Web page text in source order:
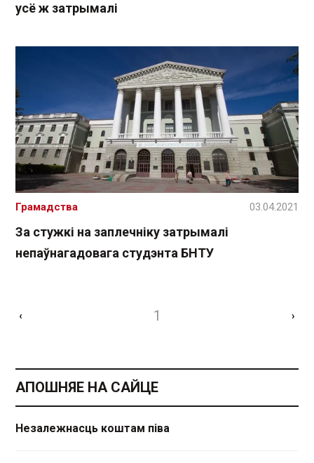
усё ж затрымалі
За стужкі на заплечніку затрымалі
непаўнагадовага студэнта БНТУ
Грамадства 03.04.2021
‹ 1 ›
АПОШНЯЕ НА САЙЦЕ
Незалежнасць коштам піва